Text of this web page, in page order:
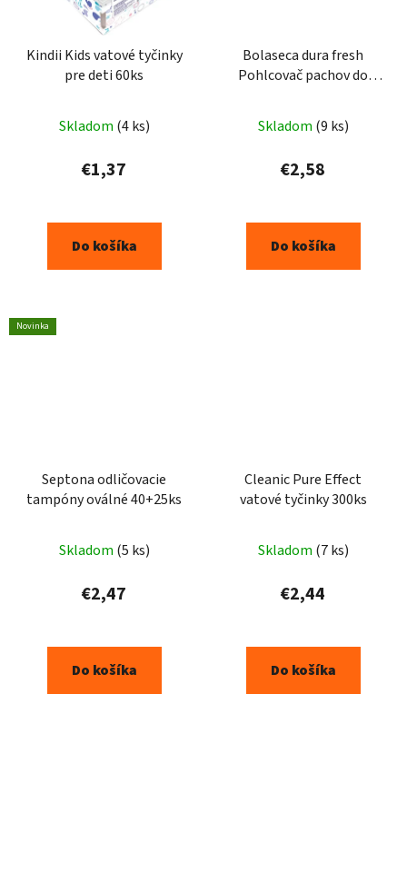
Kindii Kids vatové tyčinky
pre deti 60ks
Skladom (4 ks)
€1,37
Do košíka
Bolaseca dura fresh
Pohlcovač pachov do
Skladom (9 ks)
€2,58
Do košíka
Novinka
Septona odličovacie
tampóny oválné 40+25ks
Skladom (5 ks)
€2,47
Do košíka
Cleanic Pure Effect
vatové tyčinky 300ks
Skladom (7 ks)
€2,44
Do košíka